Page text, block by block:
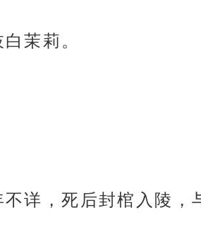
茉莉。
详，死后封棺入陵，